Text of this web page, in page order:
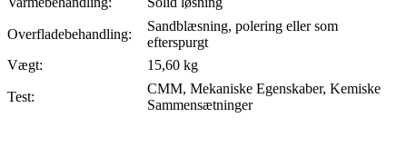
Overfladebehandling:
Sandblæsning, polering eller som
efterspurgt
Vægt:
15,60 kg
Test:
CMM, Mekaniske Egenskaber, Kemiske
Sammensætninger